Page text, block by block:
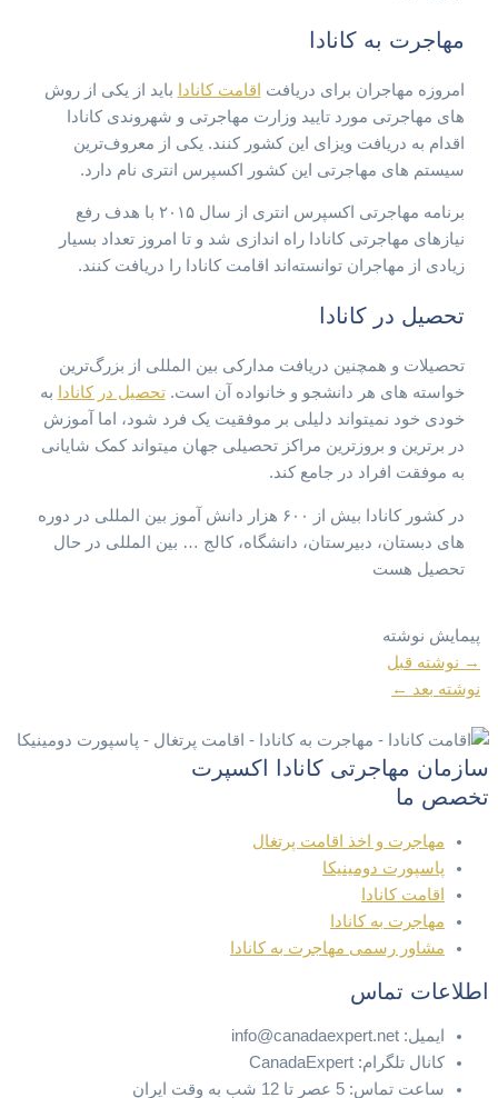
مهاجرت به کانادا
امروزه مهاجران برای دریافت اقامت کانادا
باید از یکی از روش
های مهاجرتی مورد تایید وزارت مهاجرتی و شهروندی کانادا
اقدام به دریافت ویزای این کشور کنند. یکی از معروف‌ترین
سیستم های مهاجرتی این کشور اکسپرس انتری نام دارد.
برنامه مهاجرتی اکسپرس انتری از سال ۲۰۱۵ با هدف رفع
نیازهای مهاجرتی کانادا راه اندازی شد و تا امروز تعداد بسیار
زیادی از مهاجران توانسته‌اند اقامت کانادا را دریافت کنند.
تحصیل در کانادا
تحصیلات و همچنین دریافت مدارکی بین المللی از بزرگ‌ترین
خواسته های هر دانشجو و خانواده آن است.تحصیل در کانادا
به
خودی خود نمیتواند دلیلی بر موفقیت یک فرد شود، اما آموزش
در برترین و بروزترین مراکز تحصیلی جهان میتواند کمک شایانی
به موفقت افراد در جامع کند.
در کشور کانادا بیش از ۶۰۰ هزار دانش آموز بین المللی در دوره
های دبستان، دبیرستان، دانشگاه، کالج … بین المللی در حال
تحصیل هست
پیمایش نوشته
→ نوشته قبل
نوشته بعد ←
سازمان مهاجرتی کانادا اکسپرت
تخصص ما
مهاجرت و اخذ اقامت پرتغال
پاسپورت دومینیکا
اقامت کانادا
مهاجرت به کانادا
مشاور رسمی مهاجرت به کانادا
اطلاعات تماس
ایمیل: info@canadaexpert.net
کانال تلگرام: CanadaExpert
ساعت تماس: 5 عصر تا 12 شب به وقت ایران